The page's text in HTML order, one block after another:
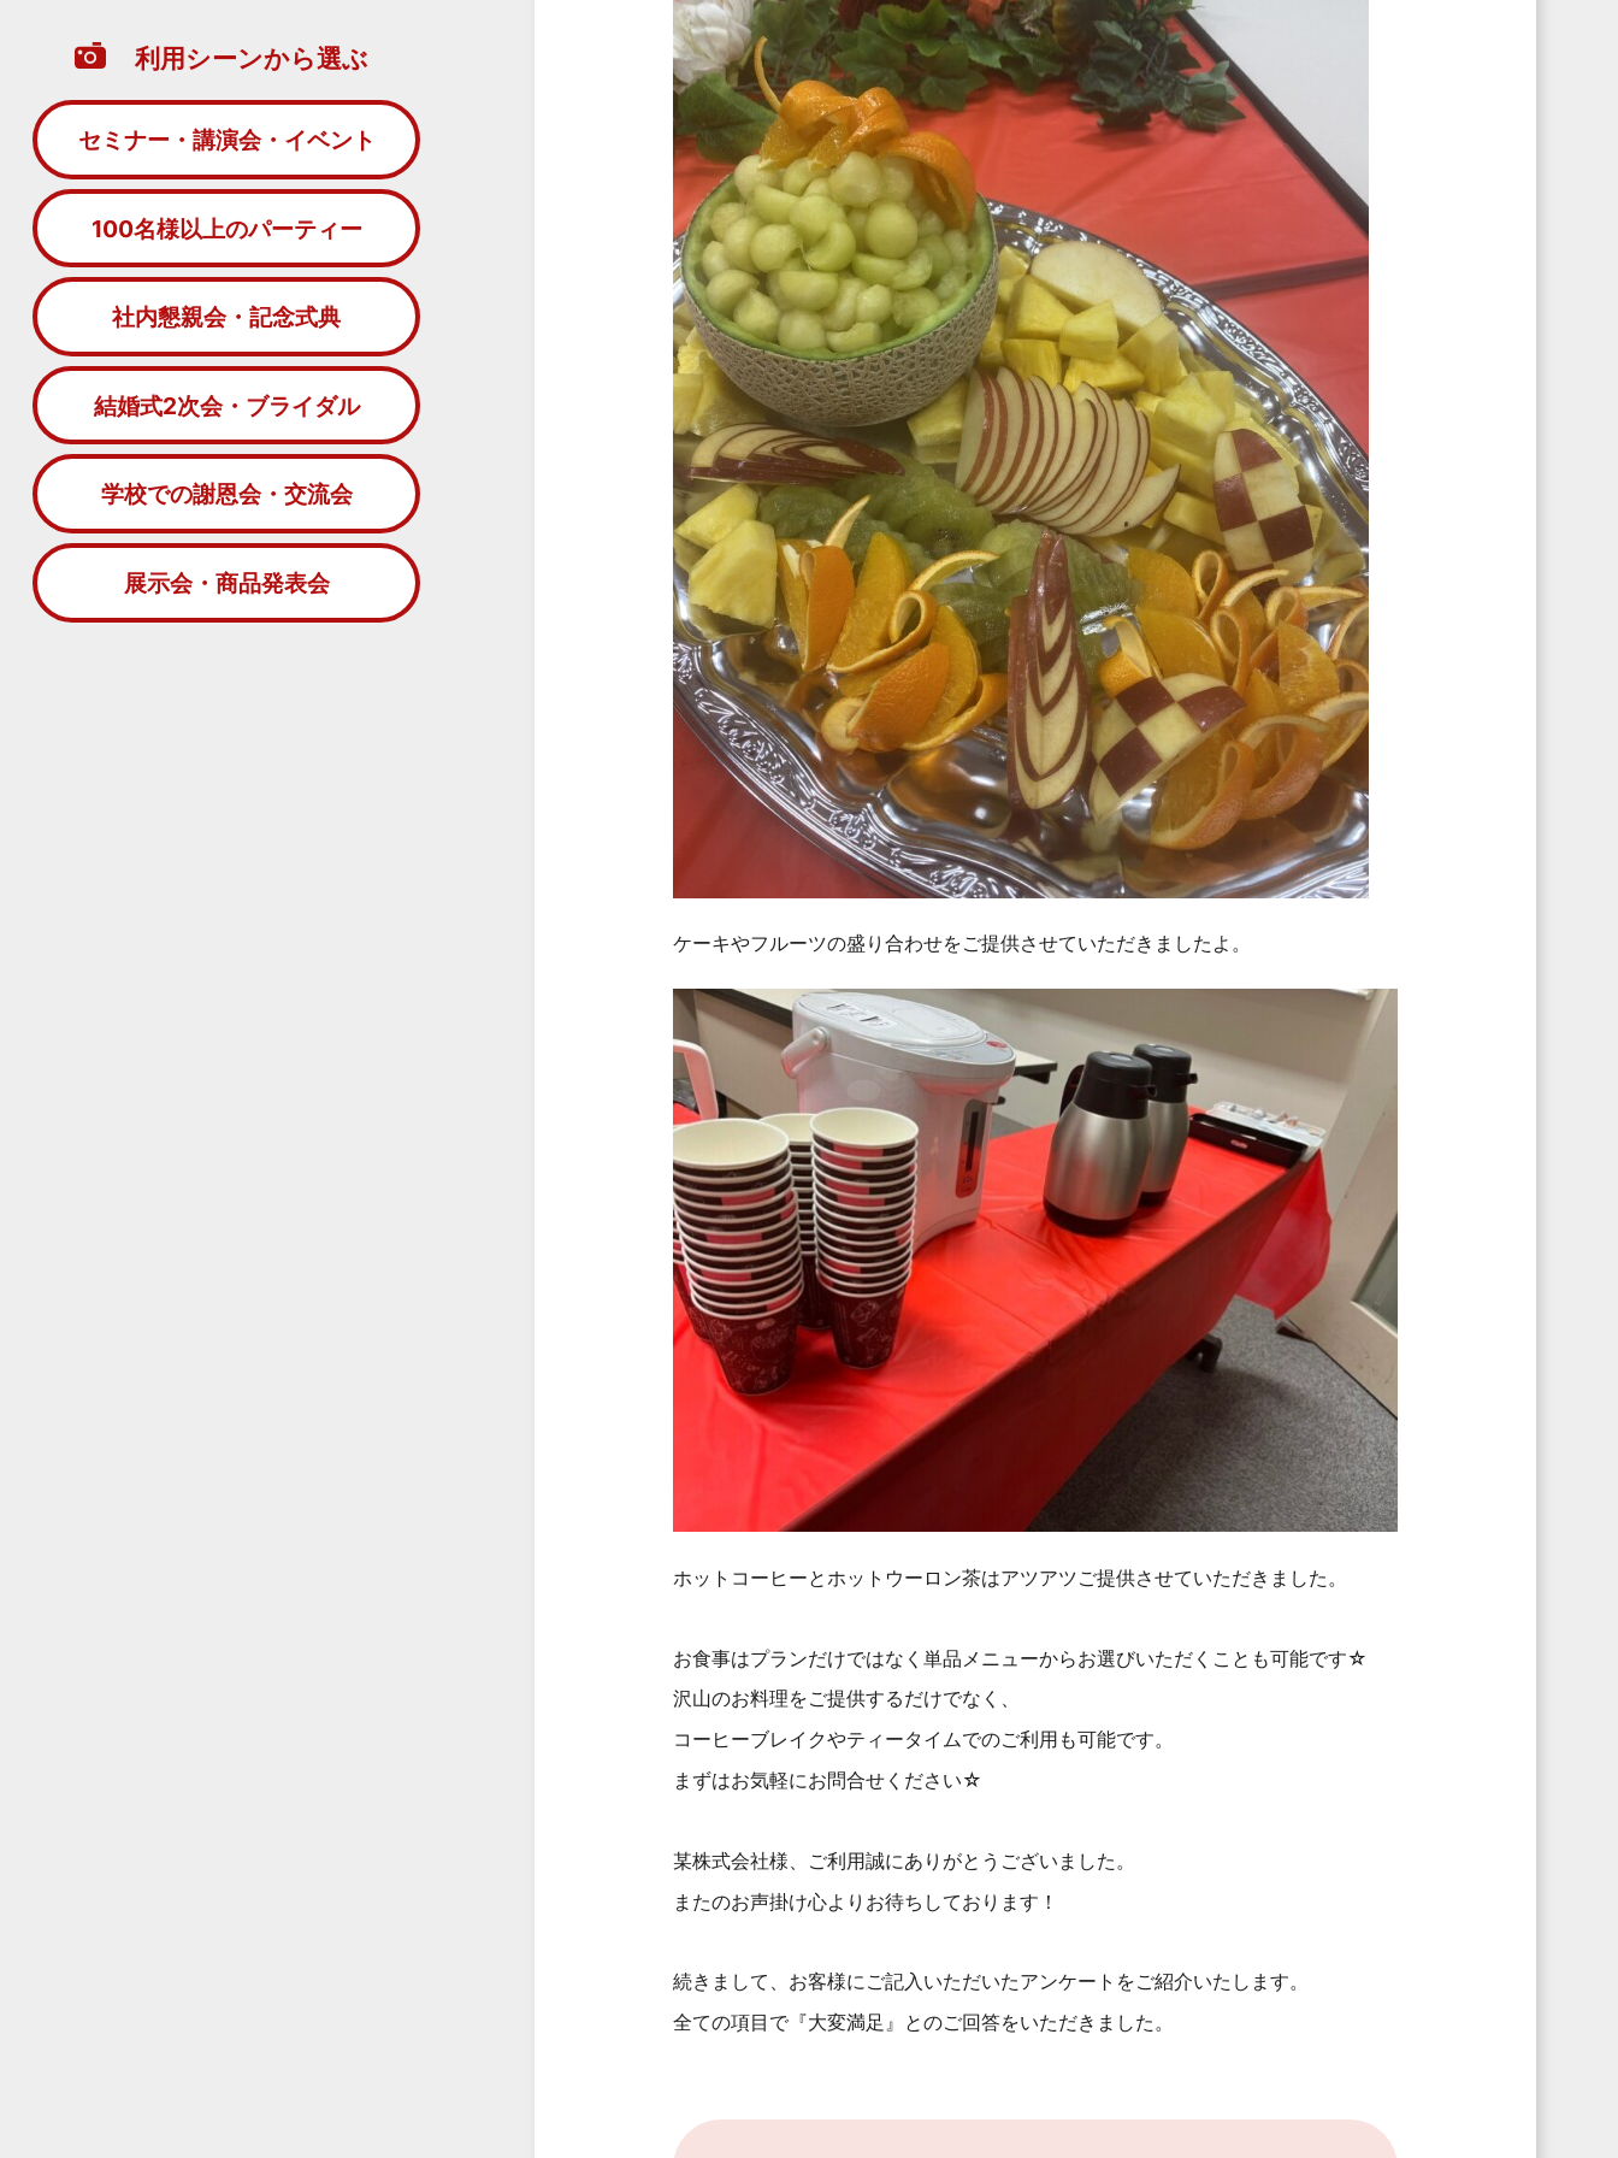
ケーキやフルーツの盛り合わせをご提供させていただきましたよ。
ホットコーヒーとホットウーロン茶はアツアツご提供させていただきました。
お食事はプランだけではなく単品メニューからお選びいただくことも可能です☆
沢山のお料理をご提供するだけでなく、
コーヒーブレイクやティータイムでのご利用も可能です。
まずはお気軽にお問合せください☆
某株式会社様、ご利用誠にありがとうございました。
またのお声掛け心よりお待ちしております！
続きまして、お客様にご記入いただいたアンケートをご紹介いたします。
全ての項目で『大変満足』とのご回答をいただきました。
利用シーンから選ぶ
セミナー・講演会・イベント
100名様以上のパーティー
社内懇親会・記念式典
結婚式2次会・ブライダル
学校での謝恩会・交流会
展示会・商品発表会